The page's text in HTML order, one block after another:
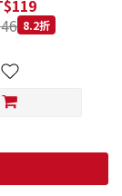
主食貓罐 德
罐 8.2折